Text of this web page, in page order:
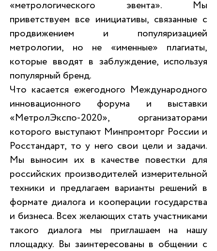
«метрологического эвента». Мы
приветствуем все инициативы, связанные с
продвижением и популяризацией
метрологии, но не «именные» плагиаты,
которые вводят в заблуждение, используя
популярный бренд.
Что касается ежегодного Международного
инновационного форума и выставки
«МетролЭкспо-2020», организаторами
которого выступают Минпромторг России и
Росстандарт, то у него свои цели и задачи.
Мы выносим их в качестве повестки для
российских производителей измерительной
техники и предлагаем варианты решений в
формате диалога и кооперации государства
и бизнеса. Всех желающих стать участниками
такого диалога мы приглашаем на нашу
площадку. Вы заинтересованы в общении с